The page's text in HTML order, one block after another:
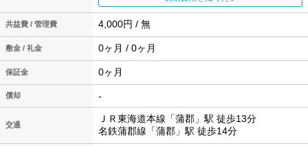
共益費 / 管理費 4,000円 / 無
敷金 / 礼金 0ヶ月 / 0ヶ月
保証金 0ヶ月
償却 -
交通
ＪＲ東海道本線「蒲郡」駅 徒歩13分
名鉄蒲郡線「蒲郡」駅 徒歩14分